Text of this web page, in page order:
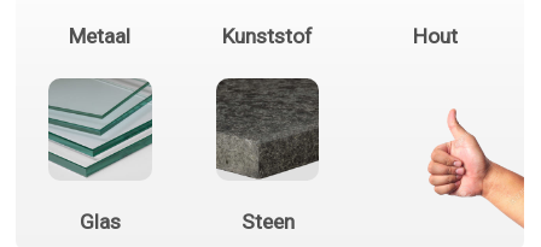
Metaal Kunststof Hout
Glas Steen